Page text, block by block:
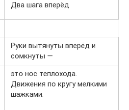
Два шага вперёд
Руки вытянуты вперёд и
сомкнуты —
это нос теплохода.
Движения по кругу мелкими
шажками.